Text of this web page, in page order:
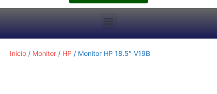
Início / Monitor / HP / Monitor HP 18.5″ V19B